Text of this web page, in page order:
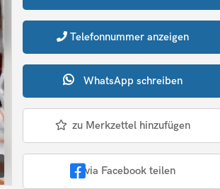
Telefonnummer anzeigen
WhatsApp schreiben
zu Merkzettel hinzufügen
via Facebook teilen